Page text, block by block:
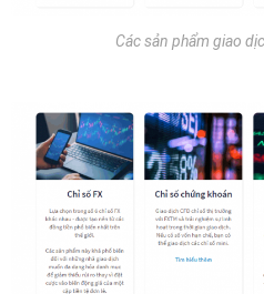
Các sản phẩm giao